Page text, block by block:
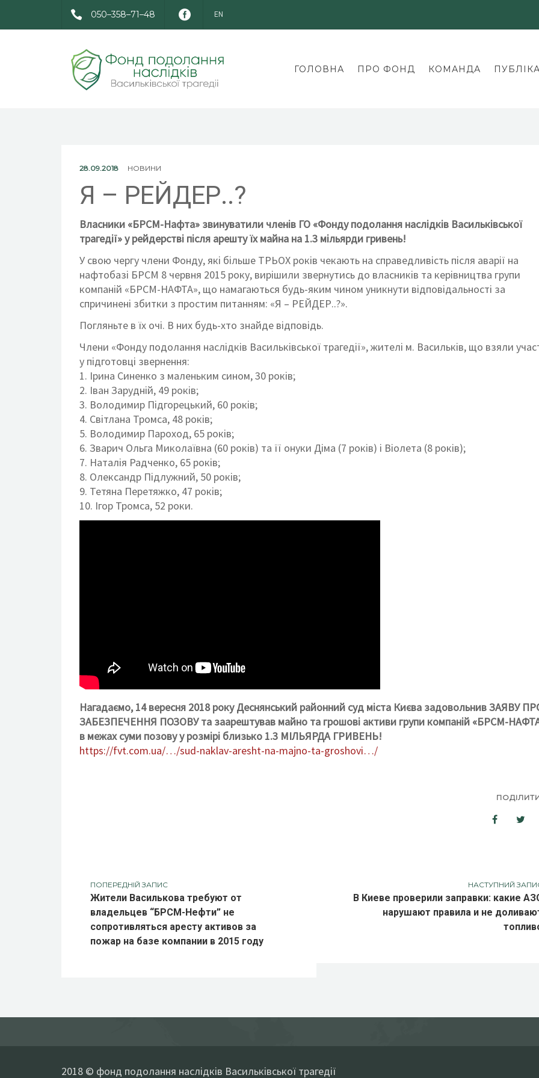
050–358–71–48 EN
ГОЛОВНА ПРО ФОНД КОМАНДА
28.09.2018 НОВИНИ
Я – РЕЙДЕР..?
Власники «БРСМ-Нафта» звинуватили членів ГО «Фонду подолання наслідків Васильківської
трагедії» у рейдерстві після арешту їх майна на 1.3 мільярди гривень!
У свою чергу члени Фонду, які більше ТРЬОХ років чекають на справедливість після аварії на
нафтобазі БРСМ 8 червня 2015 року, вирішили звернутись до власників та керівництва групи
компаній «БРСМ-НАФТА», що намагаються будь-яким чином уникнути відповідальності за
спричинені збитки з простим питанням: «Я – РЕЙДЕР..?».
Погляньте в їх очі. В них будь-хто знайде відповідь.
Члени «Фонду подолання наслідків Васильківської трагедії», жителі м. Васильків, що взяли
у підготовці звернення:
1. Ірина Синенко з маленьким сином, 30 років;
2. Іван Зарудній, 49 років;
3. Володимир Підгорецький, 60 років;
4. Світлана Тромса, 48 років;
5. Володимир Пароход, 65 років;
6. Зварич Ольга Миколаївна (60 років) та її онуки Діма (7 років) і Віолета (8 років);
7. Наталія Радченко, 65 років;
8. Олександр Підлужний, 50 років;
9. Тетяна Перетяжко, 47 років;
10. Ігор Тромса, 52 роки.
Нагадаємо, 14 вересня 2018 року Деснянський районний суд міста Києва задовольнив ЗАЯВУ
ЗАБЕЗПЕЧЕННЯ ПОЗОВУ та заарештував майно та грошові активи групи компаній «БРСМ-
в межах суми позову у розмірі близько 1.3 МІЛЬЯРДА ГРИВЕНЬ!
https://fvt.com.ua/…/sud-naklav-aresht-na-majno-ta-groshovi…/
ПОПЕРЕДНІЙ ЗАПИС
Жители Василькова требуют от
владельцев “БРСМ-Нефти” не
сопротивляться аресту активов за
пожар на базе компании в 2015 году
НАСТУПНИЙ
В Киеве проверили заправки: какие
нарушают правила и не
2018 © фонд подолання наслідків Васильківської трагедії